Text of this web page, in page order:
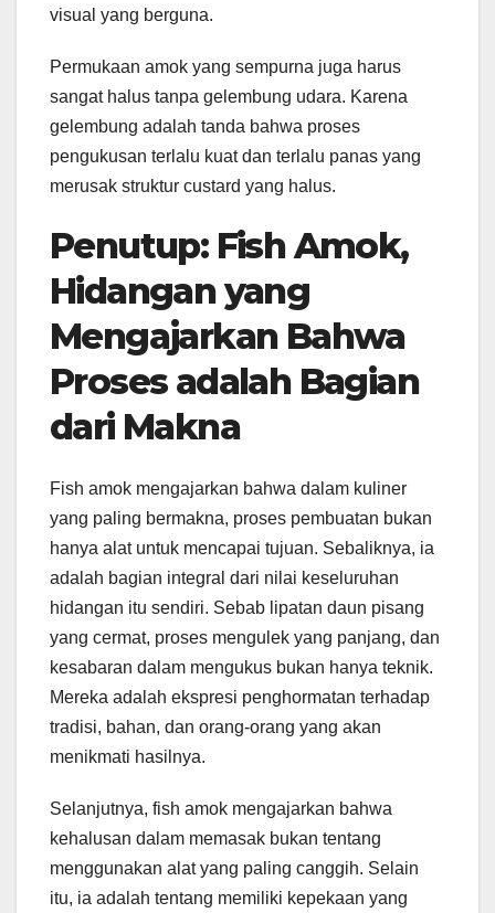
visual yang berguna.
Permukaan amok yang sempurna juga harus
sangat halus tanpa gelembung udara. Karena
gelembung adalah tanda bahwa proses
pengukusan terlalu kuat dan terlalu panas yang
merusak struktur custard yang halus.
Penutup: Fish Amok,
Hidangan yang
Mengajarkan Bahwa
Proses adalah Bagian
dari Makna
Fish amok mengajarkan bahwa dalam kuliner
yang paling bermakna, proses pembuatan bukan
hanya alat untuk mencapai tujuan. Sebaliknya, ia
adalah bagian integral dari nilai keseluruhan
hidangan itu sendiri. Sebab lipatan daun pisang
yang cermat, proses mengulek yang panjang, dan
kesabaran dalam mengukus bukan hanya teknik.
Mereka adalah ekspresi penghormatan terhadap
tradisi, bahan, dan orang-orang yang akan
menikmati hasilnya.
Selanjutnya, fish amok mengajarkan bahwa
kehalusan dalam memasak bukan tentang
menggunakan alat yang paling canggih. Selain
itu, ia adalah tentang memiliki kepekaan yang